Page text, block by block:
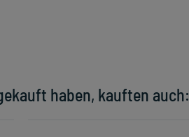
haben, kauften auch: